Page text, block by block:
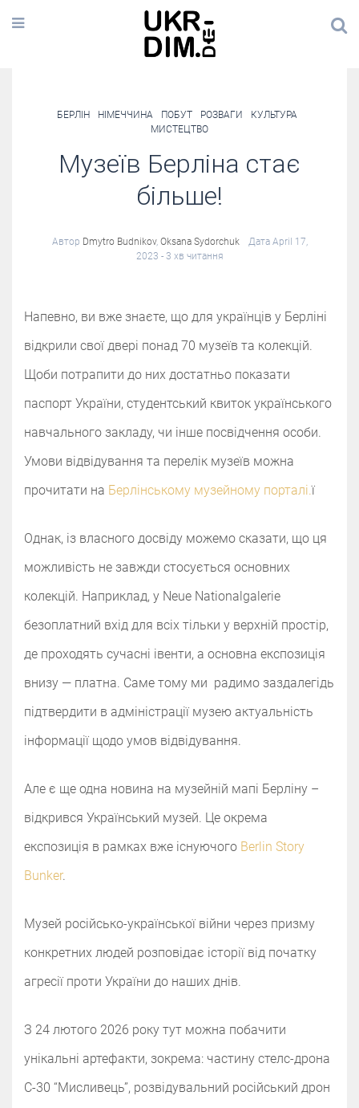
БЕРЛІН НІМЕЧЧИНА ПОБУТ РОЗВАГИ
КУЛЬТУРА
МИСТЕЦТВО
Музеїв Берліна стає
більше!
Автор Dmytro Budnikov, Oksana Sydorchuk
Дата April 17,
2023 - 3 хв читання
Напевно, ви вже знаєте, що для українців у Берліні
відкрили свої двері понад 70 музеїв та колекцій.
Щоби потрапити до них достатньо показати
паспорт України, студентський квиток українського
навчального закладу, чи інше посвідчення особи.
Умови відвідування та перелік музеїв можна
прочитати на Берлінському музейному порталі.ї
Однак, із власного досвіду можемо сказати, що ця
можливість не завжди стосується основних
колекцій. Наприклад, у Neue Nationalgalerie
безоплатний вхід для всіх тільки у верхній простір,
де проходять сучасні івенти, а основна експозиція
внизу — платна. Саме тому ми радимо заздалегідь
підтвердити в адміністрації музею актуальність
інформації щодо умов відвідування.
Але є ще одна новина на музейній мапі Берліну –
відкрився Український музей. Це окрема
експозиція в рамках вже існуючого Berlin Story
Bunker.
Музей російсько-української війни через призму
конкретних людей розповідає історії від початку
агресії проти України до наших днів.
З 24 лютого 2026 року тут можна побачити
унікальні артефакти, зокрема: частину стелс-дрона
С-30 “Мисливець”, розвідувальний російський дрон